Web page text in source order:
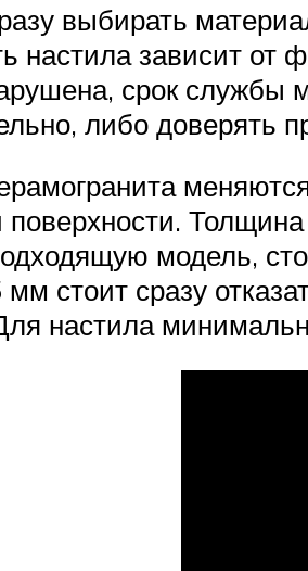
выбирать
настила зависит от
срок службы
либо доверять
поверхности.
модель,
стоит сразу
настила